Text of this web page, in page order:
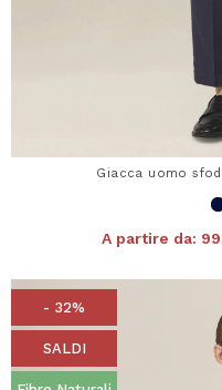
Giacca uomo
A partire da:
- 32%
SALDI